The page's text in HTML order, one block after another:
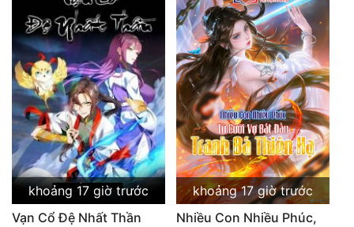
Xây Dựng Thế Lực
Đam Mỹ
Đẹp
Đẹp Hiệp
Tính Cách Nhân Vật :
Cơ Trí
khoảng 17 giờ trước
Vạn Cổ Đệ Nhất Thần
khoảng 17 giờ trước
Nhiều Con Nhiều Phúc,